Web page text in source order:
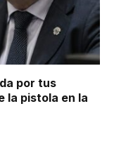
por tus
la pistola en la